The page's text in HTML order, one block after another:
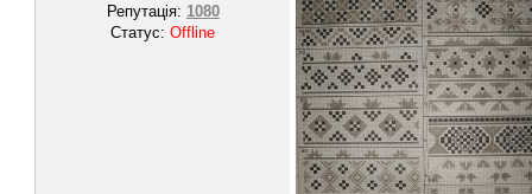
Репутація: 1080
Статус:Offline